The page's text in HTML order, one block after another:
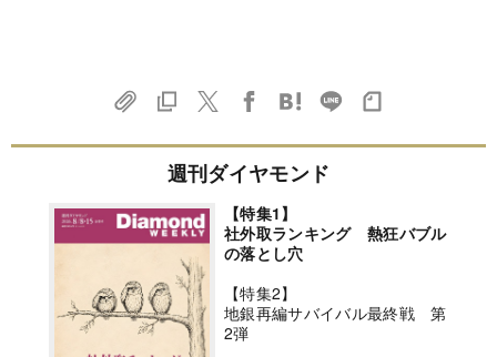
週刊ダイヤモンド
【特集1】
社外取ランキング 熱狂バブル
の落とし穴
【特集2】
地銀再編サバイバル最終戦 第
2弾